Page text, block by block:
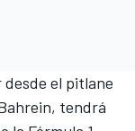
el pitlane
, tendrá